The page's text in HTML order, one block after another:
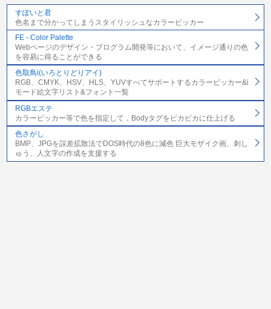
すぽいと君
色名まで分かってしまうスタイリッシュなカラーピッカー
FE - Color Palette
Webページのデザイン・プログラム開発等において、イメージ通りの色
を容易に得ることができる
色取鳥i(いろとりどりアイ)
RGB、CMYK、HSV、HLS、YUVすべてサポートするカラーピッカー&i
モード絵文字リスト&フォント一覧
RGBエステ
カラーピッカー等で色を指定して，Bodyタグをピカピカに仕上げる
色さがし
BMP、JPGを誤差拡散法でDOS時代の8色に減色 巨大モザイク画、刺し
ゅう、人文字の作成を支援する